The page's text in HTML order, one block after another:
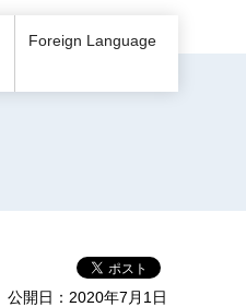
Foreign Language
公開日：2020年7月1日